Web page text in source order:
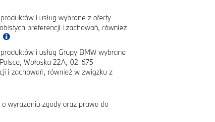
i usług wybrane z oferty
preferencji i zachowań, również
i usług Grupy BMW wybrane
Wołoska 22A, 02-675
i zachowań, również w związku z
wyrażeniu zgody oraz prawo do